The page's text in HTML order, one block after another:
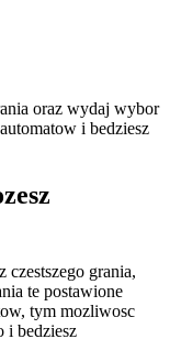
oraz wydaj wybor
i bedziesz
grania,
te postawione
tym mozliwosc
i bedziesz